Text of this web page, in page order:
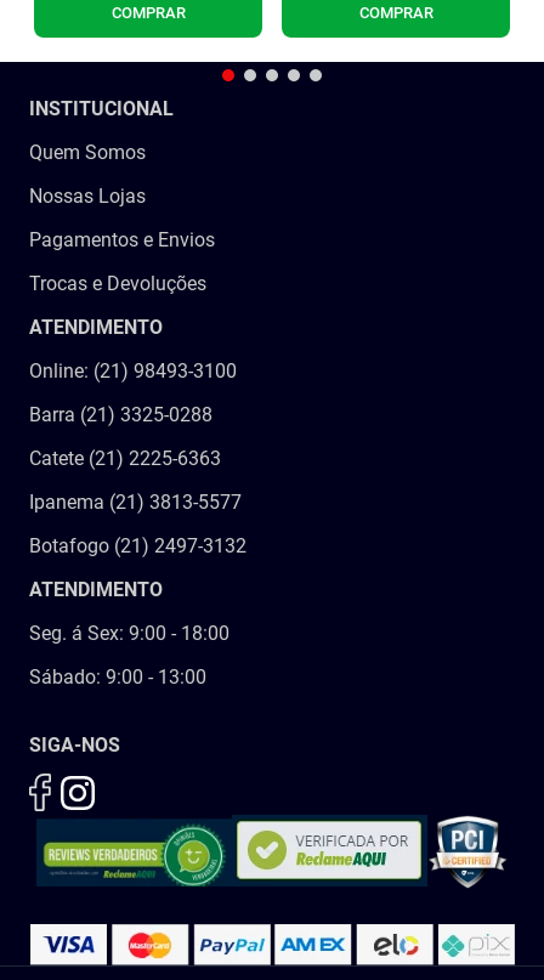
COMPRAR COMPRAR
INSTITUCIONAL
Quem Somos
Nossas Lojas
Pagamentos e Envios
Trocas e Devoluções
ATENDIMENTO
Online: (21) 98493-3100
Barra (21) 3325-0288
Catete (21) 2225-6363
Ipanema (21) 3813-5577
Botafogo (21) 2497-3132
ATENDIMENTO
Seg. á Sex: 9:00 - 18:00
Sábado: 9:00 - 13:00
SIGA-NOS